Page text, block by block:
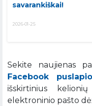
savarankiškai!
2026-01-25
Sekite naujienas
Facebook puslapio
išskirtinius
elektroninio pašto